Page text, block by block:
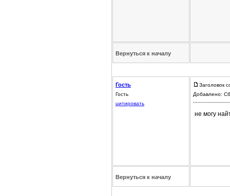
Вернуться к началу
Гость
Гость
цитировать
Заголовок
Добавлено:
не могу
Вернуться к началу